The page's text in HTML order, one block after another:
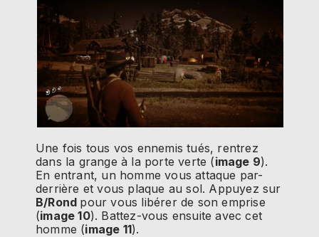
Une fois tous vos ennemis tués, rentrez
dans la grange à la porte verte (image 9).
En entrant, un homme vous attaque par-
derrière et vous plaque au sol. Appuyez sur
B/Rond pour vous libérer de son emprise
(image 10). Battez-vous ensuite avec cet
homme (image 11).